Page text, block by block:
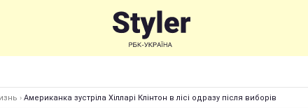
› Американка зустріла Хілларі Клінтон в лісі одразу після виборів